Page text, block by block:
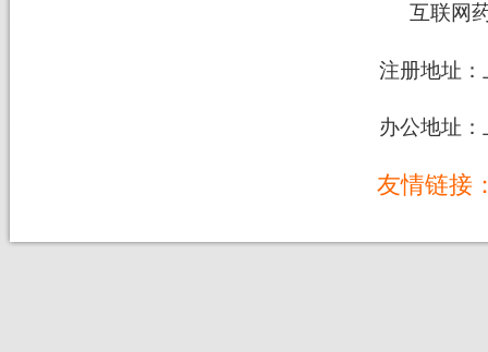
互联网
注册地址
办公地址
友情链